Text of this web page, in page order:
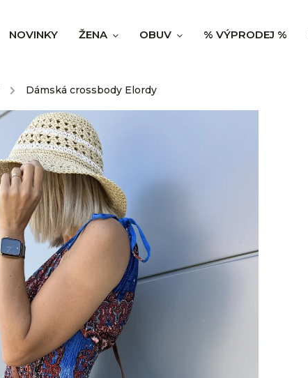
NOVINKY ŽENA OBUV % VÝPRODEJ %
/ Dámská crossbody Elordy